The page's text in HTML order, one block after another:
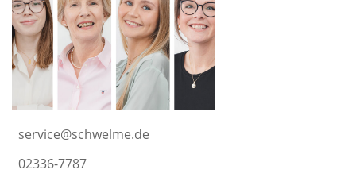
service@schwelme.de
02336-7787